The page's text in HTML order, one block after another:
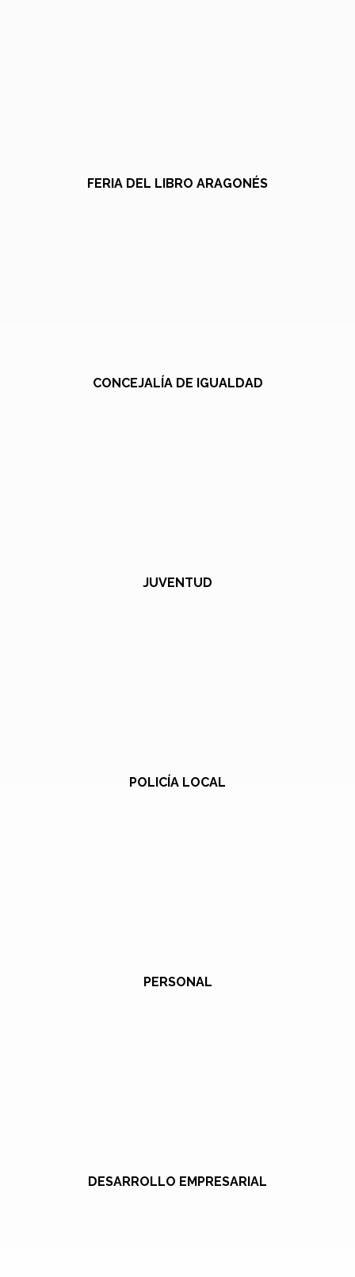
FERIA DEL LIBRO ARAGONÉS
CONCEJALÍA DE IGUALDAD
JUVENTUD
POLICÍA LOCAL
PERSONAL
DESARROLLO EMPRESARIAL